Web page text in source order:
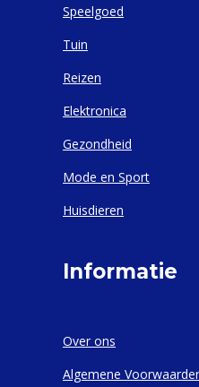
Speelgoed
Tuin
Reizen
Elektronica
Gezondheid
Mode en Sport
Huisdieren
Informatie
Over ons
Algemene